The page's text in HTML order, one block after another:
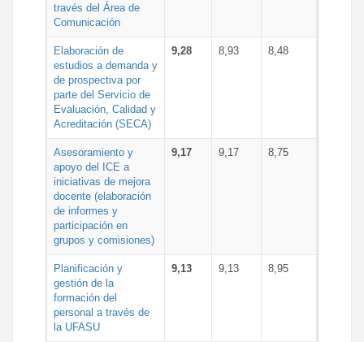
través del Área de
Comunicación
Elaboración de
estudios a demanda y
de prospectiva por
parte del Servicio de
Evaluación, Calidad y
Acreditación (SECA)
9,28 8,93 8,48
Asesoramiento y
apoyo del ICE a
iniciativas de mejora
docente (elaboración
de informes y
participación en
grupos y comisiones)
9,17 9,17 8,75
Planificación y
gestión de la
formación del
personal a través de
la UFASU
9,13 9,13 8,95